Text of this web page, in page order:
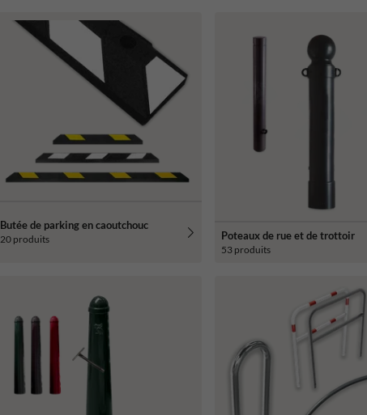
Butée de parking en caoutchouc
20 produits Poteaux de rue et de trottoir
53 produits